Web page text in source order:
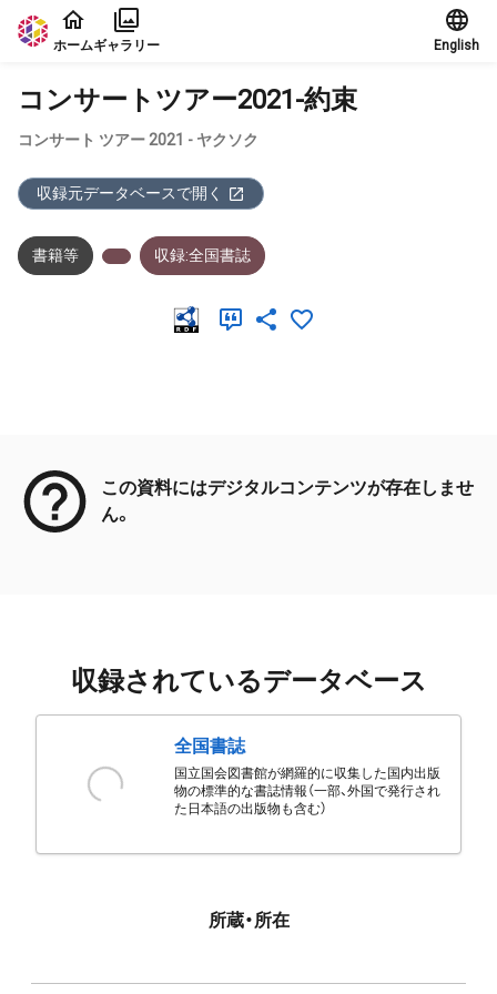
本文に飛ぶ
ホームギャラリー English
コンサートツアー2021-約束
コンサート ツアー 2021 - ヤクソク
収録元データベースで開く
書籍等 収録:全国書誌
この資料にはデジタルコンテンツが存在しませ
ん。
収録されているデータベース
全国書誌
国立国会図書館が網羅的に収集した国内出版
物の標準的な書誌情報（一部、外国で発行され
た日本語の出版物も含む）
所蔵・所在